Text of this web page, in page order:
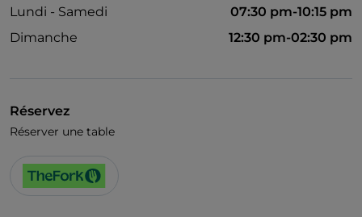
Lundi - Samedi
07:30 pm-10:15 pm
Dimanche
12:30 pm-02:30 pm
Réservez
Réserver une table